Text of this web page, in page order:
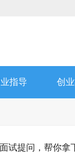
指导 创
试提问，帮你拿